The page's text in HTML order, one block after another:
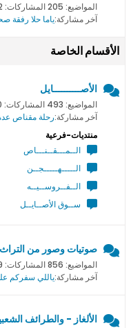
المواضيع: 205 المشاركات: 1,552
آخر مشاركة:ياما حلا رفقة
الأقسام الخاصة
الأصــــــــــايل
المواضيع: 493 المشاركات: 4,160
آخر مشاركة:رحلة مقناص
منتديات-فرعية
الــمـــقــنـــاص
الـــــهـــــجــن
الــفــروســيــه
ســوق الأصــايــل
صوتيات وصور من التراث
المواضيع: 856 المشاركات: 5,409
آخر مشاركة:ياللي سفركم
الألغاز - والطرائف